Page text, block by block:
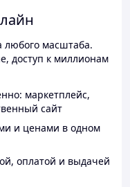
любого масштаба.
доступ к миллионам
маркетплейс,
сайт
и ценами в одном
оплатой и выдачей